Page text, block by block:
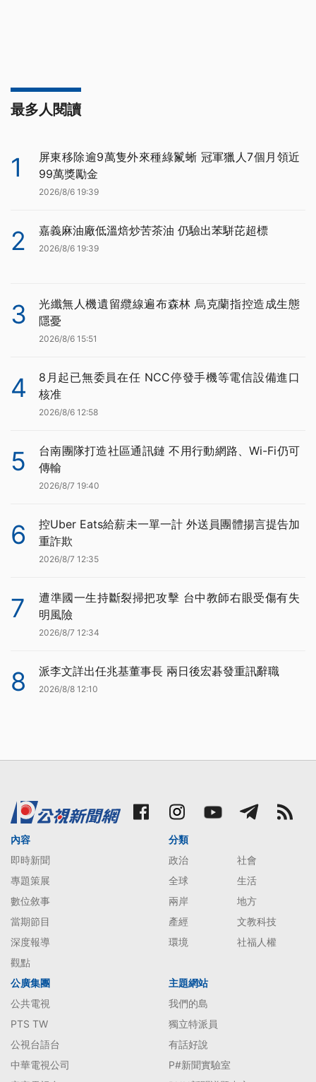
最多人閱讀
1
屏東移除逾9萬隻外來種綠鬣蜥 冠軍獵人7個月領近
99萬獎勵金
2026/8/6 19:39
2 嘉義麻油廠低溫焙炒苦茶油 仍驗出苯駢芘超標
2026/8/6 19:39
3
光纖無人機遺留纜線遍布森林 烏克蘭指控造成生態
隱憂
2026/8/6 15:51
4
8月起已無委員在任 NCC停發手機等電信設備進口
核准
2026/8/6 12:58
5
台南團隊打造社區通訊鏈 不用行動網路、Wi-Fi仍可
傳輸
2026/8/7 19:40
6
控Uber Eats給薪未一單一計 外送員團體揚言提告加
重詐欺
2026/8/7 12:35
7
遭準國一生持斷裂掃把攻擊 台中教師右眼受傷有失
明風險
2026/8/7 12:34
8 派李文詳出任兆基董事長 兩日後宏碁發重訊辭職
2026/8/8 12:10
內容
即時新聞
專題策展
數位敘事
當期節目
深度報導
觀點
分類
政治
社會
全球
生活
兩岸
地方
產經
文教科技
環境
社福人權
公廣集團
公共電視
PTS TW
公視台語台
中華電視公司
主題網站
我們的島
獨立特派員
有話好說
P#新聞實驗室